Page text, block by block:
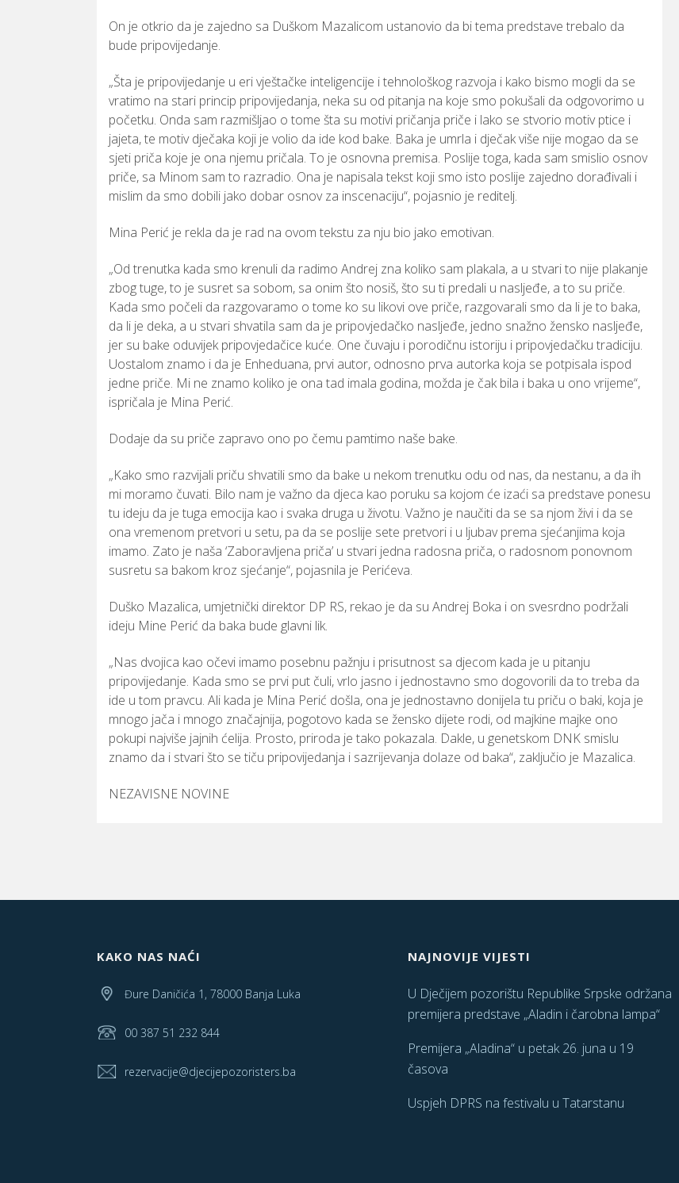
On je otkrio da je zajedno sa Duškom Mazalicom ustanovio da bitema predstave trebalo da
bude pripovijedanje.
„Šta je pripovijedanje u erivještačke inteligencije itehnološkog razvoja i kako bismo mogli da se
vratimo na stari princip pripovijedanja, neka su od pitanja na koje smo pokušali da odgovorimo u
početku. Onda sam razmišljao o tome šta su motivi pričanja priče i lako se stvorio motivptice i
jajeta,te motivdječaka koji je volio da ide kod bake. Baka je umrla i dječakviše nije mogao da se
sjeti priča koje je ona njemu pričala. To je osnovna premisa. Poslije toga, kada sam smislio osnov
priče, sa Minom sam to razradio. Ona je napisala tekst koji smo isto poslije zajedno dorađivali i
mislim da smo dobili jako dobar osnovza inscenaciju“, pojasnio je reditelj.
Mina Perić je rekla da je rad na ovom tekstu za nju bio jako emotivan.
„Od trenutka kada smo krenuli da radimo Andrej zna koliko sam plakala, a u stvarito nije plakanje
zbogtuge,to je susret sa sobom, sa onim što nosiš,što su ti predali u nasljeđe, a to su priče.
Kada smo počeli da razgovaramo o tome ko su likovi ove priče, razgovarali smo da li je to baka,
da li je deka, a u stvari shvatila sam da je pripovjedačko nasljeđe, jedno snažno žensko nasljeđe,
jer su bake oduvijekpripovjedačice kuće. One čuvaju i porodičnu istoriju i pripovjedačku tradiciju.
Uostalom znamo i da je Enheduana, prvi autor, odnosno prva autorka koja se potpisala ispod
jedne priče. Mi ne znamo koliko je ona tad imala godina, možda je čakbila i baka u ono vrijeme“,
ispričala je Mina Perić.
Dodaje da su priče zapravo ono po čemu pamtimo naše bake.
„Kako smo razvijali priču shvatili smo da bake u nekom trenutku odu od nas, da nestanu, a da ih
mi moramo čuvati. Bilo nam je važno da djeca kao poruku sa kojom će izaći sa predstave ponesu
tu ideju da je tuga emocija kao i svaka druga u životu. Važno je naučiti da se sa njom živi i da se
ona vremenom pretvori u setu, pa da se poslije sete pretvori i u ljubavprema sjećanjima koja
imamo. Zato je naša ‘Zaboravljena priča’ u stvari jedna radosna priča, o radosnom ponovnom
susretu sa bakom kroz sjećanje“, pojasnila je Perićeva.
Duško Mazalica, umjetnički direktor DP RS, rekao je da su Andrej Boka i on svesrdno podržali
ideju Mine Perić da baka bude glavni lik.
„Nas dvojica kao očevi imamo posebnu pažnju i prisutnost sa djecom kada je u pitanju
pripovijedanje. Kada smo se prvi put čuli,vrlo jasno i jednostavno smo dogovorili da to treba da
ide u tom pravcu. Ali kada je Mina Perić došla, ona je jednostavno donijela tu priču o baki, koja je
mnogo jača i mnogo značajnija, pogotovo kada se žensko dijete rodi, od majkine majke ono
pokupi najviše jajnih ćelija. Prosto, priroda je tako pokazala. Dakle, u genetskom DNK smislu
znamo da i stvarišto se tiču pripovijedanja i sazrijevanja dolaze od baka“, zaključio je Mazalica.
NEZAVISNE NOVINE
KAKO NAS NAĆI
Đure Daničića 1, 78000 Banja Luka
00 387 51 232 844
rezervacije@djecijepozoristers.ba
NAJNOVIJE VIJESTI
U Dječijem pozorištu Republike Srpske održana
premijera predstave „Aladin i čarobna lampa“
Premijera „Aladina“ u petak 26. juna u 19
časova
Uspjeh DPRS na festivalu u Tatarstanu